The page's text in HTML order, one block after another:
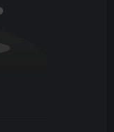
基酸慕斯洗头水、
方式tp
执行为准CLADYPay